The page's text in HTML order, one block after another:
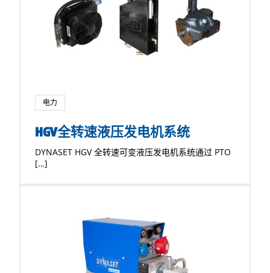
电力
HGV全转速液压发电机系统
DYNASET HGV 全转速可变液压发电机系统通过 PTO
[…]